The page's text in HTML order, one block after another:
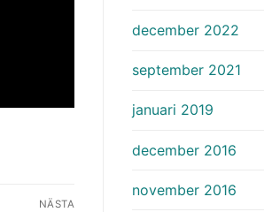
NÄSTA
december 2022
september 2021
januari 2019
december 2016
november 2016